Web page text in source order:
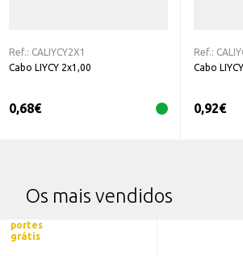
Ref.: CALIYCY2X1
Cabo LIYCY 2x1,00
0,68€
Ref.:
Cabo
0,92€
Os mais vendidos
portes
grátis